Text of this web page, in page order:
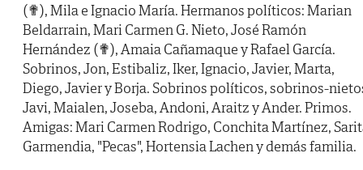
(✟), Mila e Ignacio María. Hermanos políticos: Marian
Beldarrain, Mari Carmen G. Nieto, José Ramón
Hernández (✟), Amaia Cañamaque y Rafael García.
Sobrinos, Jon, Estibaliz, Iker, Ignacio, Javier, Marta,
Diego, Javier y Borja. Sobrinos políticos, sobrinos-
Javi, Maialen, Joseba, Andoni, Araitz y Ander. Primos.
Amigas: Mari Carmen Rodrigo, Conchita Martínez,
Garmendia, "Pecas", Hortensia Lachen y demás familia.